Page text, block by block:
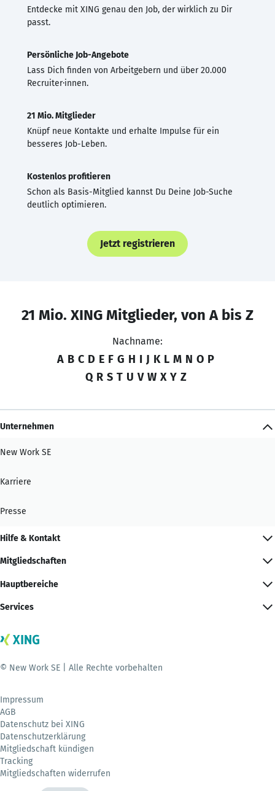
Entdecke mit XING genau den Job, der wirklich zu Dir
passt.
Persönliche Job-Angebote
Lass Dich finden von Arbeitgebern und über 20.000
Recruiter·innen.
21 Mio. Mitglieder
Knüpf neue Kontakte und erhalte Impulse für ein
besseres Job-Leben.
Kostenlos profitieren
Schon als Basis-Mitglied kannst Du Deine Job-Suche
deutlich optimieren.
Jetzt registrieren
21 Mio. XING Mitglieder, von A bis Z
Nachname:
A B C D E F G H I J K L M N O P
Q R S T U V W X Y Z
Unternehmen
New Work SE
Karriere
Presse
Hilfe & Kontakt
Mitgliedschaften
Hauptbereiche
Services
© New Work SE | Alle Rechte vorbehalten
Impressum
AGB
Datenschutz bei XING
Datenschutzerklärung
Mitgliedschaft kündigen
Tracking
Mitgliedschaften widerrufen